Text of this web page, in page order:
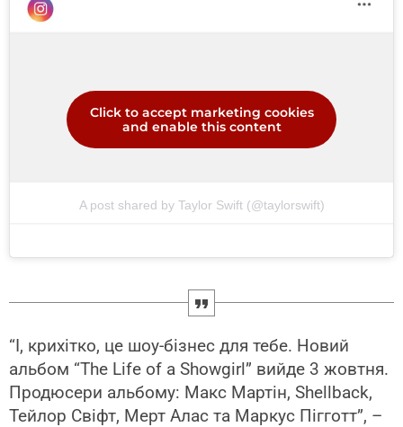
A post shared by Taylor Swift (@taylorswift)
Click to accept marketing cookies
and enable this content
“І, крихітко, це шоу-бізнес для тебе. Новий
альбом “The Life of a Showgirl” вийде 3 жовтня.
Продюсери альбому: Макс Мартін, Shellback,
Тейлор Свіфт, Мерт Алас та Маркус Пігготт”, –